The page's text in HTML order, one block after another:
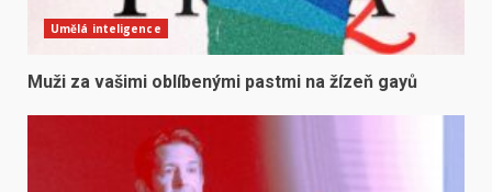
Umělá inteligence
Muži za vašimi oblíbenými pastmi na žízeň gayů